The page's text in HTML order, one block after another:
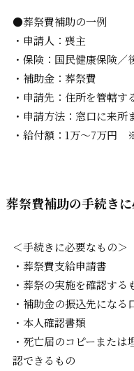
●葬祭費補助の一例
・申請人：喪主
・保険：国民健康保険
・補助金：葬祭費
・申請先：住所を管轄す
・申請方法：窓口に来
・給付額：1万～7万円
葬祭費補助の手続き
＜手続きに必要なもの＞
・葬祭費支給申請書
・葬祭の実施を確認す
・補助金の振込先にな
・本人確認書類
・死亡届のコピーまた
認できるもの